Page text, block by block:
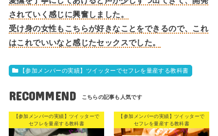
されていく感じに興奮しました。
受け身の女性もこちらが好きなことをできるので、これ
はこれでいいなと感じたセックスでした。
【参加メンバーの実績】ツイッターでセフレを量産する教科書
RECOMMEND
【参加メンバーの実績】ツイッターで
セフレを量産する教科書
【参加メンバーの実績】ツイッターで
セフレを量産する教科書